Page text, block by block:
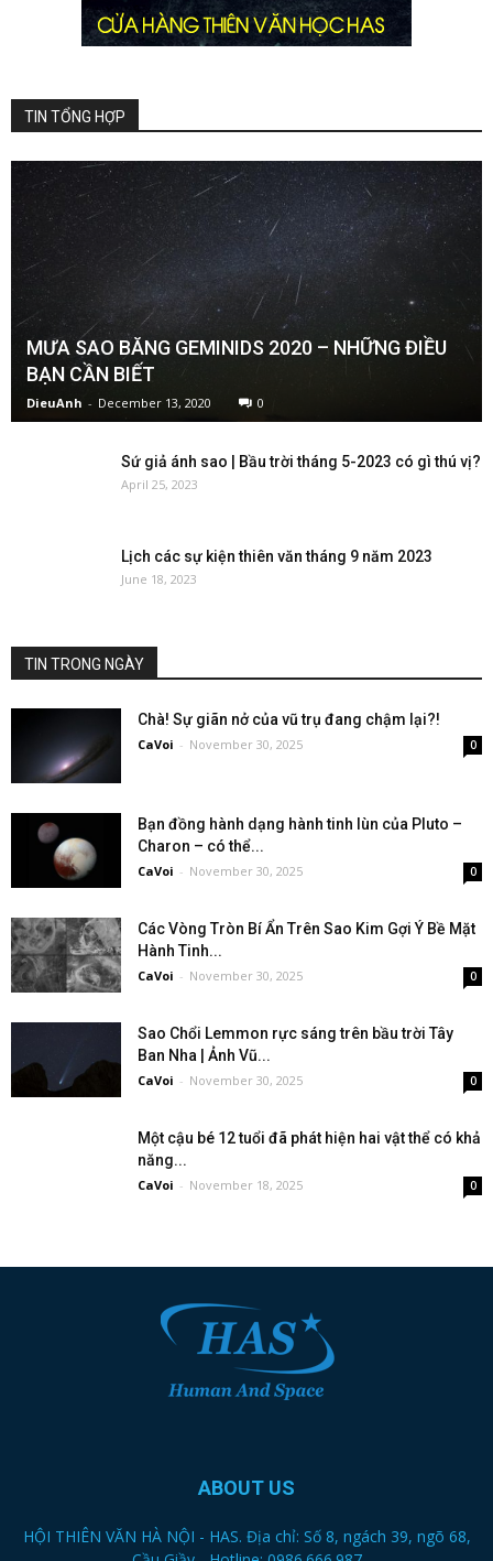
TIN TỔNG HỢP
MƯA SAO BĂNG GEMINIDS 2020 – NHỮNG ĐIỀU
BẠN CẦN BIẾT
DieuAnh - December 13, 2020 0
Sứ giả ánh sao | Bầu trời tháng 5-2023 có gì thú vị?
April 25, 2023
Lịch các sự kiện thiên văn tháng 9 năm 2023
June 18, 2023
TIN TRONG NGÀY
Chà! Sự giãn nở của vũ trụ đang chậm lại?!
CaVoi - November 30, 2025 0
Bạn đồng hành dạng hành tinh lùn của Pluto –
Charon – có thể...
CaVoi - November 30, 2025 0
Các Vòng Tròn Bí Ẩn Trên Sao Kim Gợi Ý Bề Mặt
Hành Tinh...
CaVoi - November 30, 2025 0
Sao Chổi Lemmon rực sáng trên bầu trời Tây
Ban Nha | Ảnh Vũ...
CaVoi - November 30, 2025 0
Một cậu bé 12 tuổi đã phát hiện hai vật thể có khả
năng...
CaVoi - November 18, 2025 0
ABOUT US
HỘI THIÊN VĂN HÀ NỘI - HAS. Địa chỉ: Số 8, ngách 39, ngõ 68,